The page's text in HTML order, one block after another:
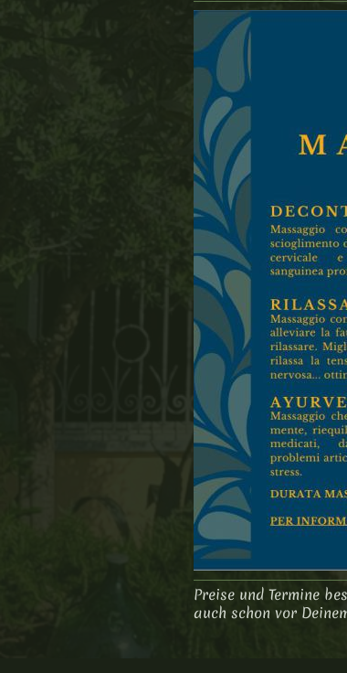
Preise und Termine
auch schon vor